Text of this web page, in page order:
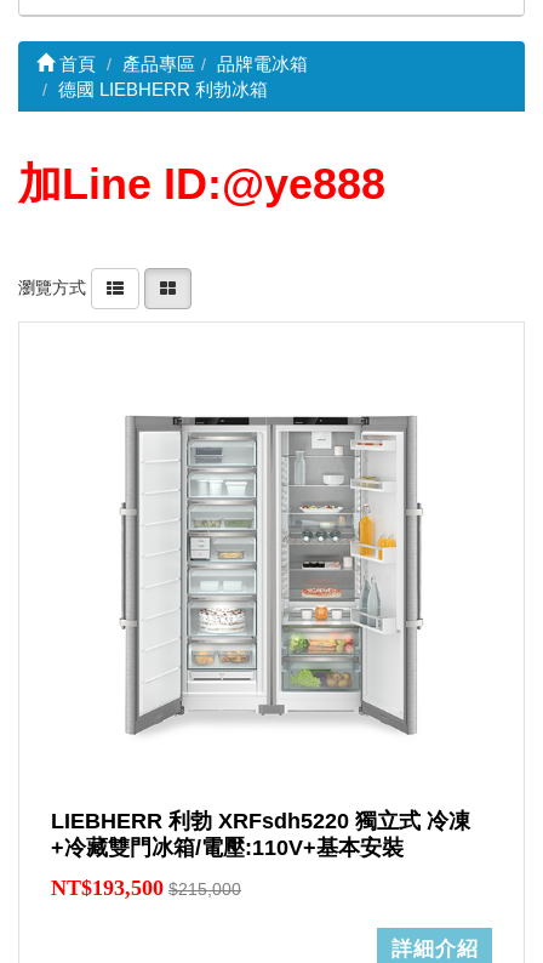
首頁 產品專區
品牌電冰箱
德國 LIEBHERR 利勃冰箱
加Line ID:@ye888
瀏覽方式
LIEBHERR 利勃 XRFsdh5220 獨立式 冷凍
+冷藏雙門冰箱/電壓:110V+基本安裝
NT$193,500 $215,000
詳細介紹